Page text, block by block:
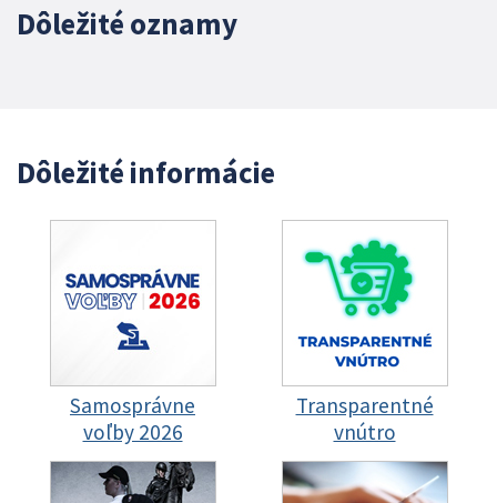
Dôležité oznamy
Dôležité informácie
Samosprávne
voľby 2026
Transparentné
vnútro